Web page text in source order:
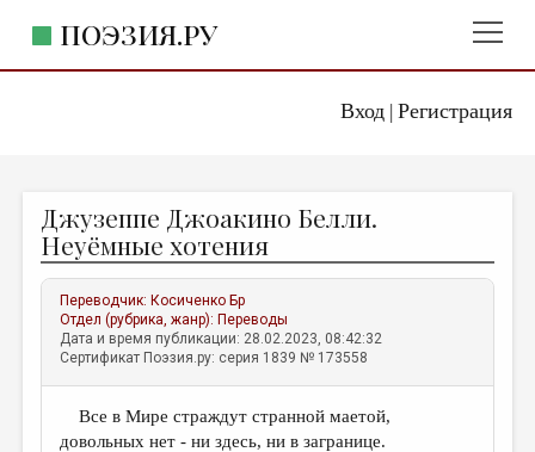
Вход| Регистрация
ПОЭЗИЯ.РУ
ЖАНРЫ
АВТОРЫ
КОММЕНТАРИИ
ЛИТСАЛОН
ПРАВИЛА САЙТА
Джузеппе Джоакино Белли.
Неуёмные хотения
Переводчик: Косиченко Бр
Отдел (рубрика, жанр): Переводы
Дата и время публикации: 28.02.2023, 08:42:32
Сертификат Поэзия.ру: серия 1839 № 173558
Все в Мире страждут странной маетой,
довольных нет - ни здесь, ни в загранице.